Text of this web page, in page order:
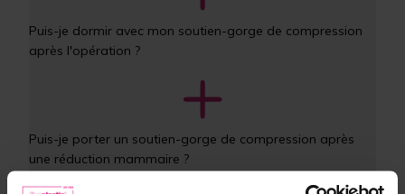
Puis-je dormir avec mon soutien-gorge de compression
après l'opération ?
Puis-je porter un soutien-gorge de compression après
une réduction mammaire ?